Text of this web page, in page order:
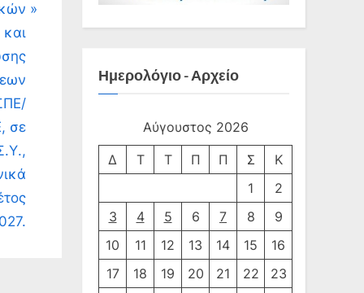
σε
Ημερολόγιο - Αρχείο
Αύγουστος 2026
Δ Τ Τ Π Π Σ
Κ
1
2
3
4 5 6 7 8
9
10
11 12 13 14 15
16
17
18 19 20 21 22
23